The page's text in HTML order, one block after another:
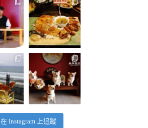
在 Instagram 上追蹤